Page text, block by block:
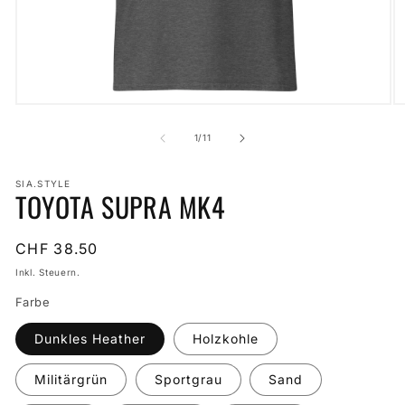
1/von
11
SIA.STYLE
TOYOTA SUPRA MK4
Normaler
Preis
CHF 38.50
Inkl. Steuern.
Farbe
Dunkles Heather Holzkohle
Militärgrün Sportgrau Sand